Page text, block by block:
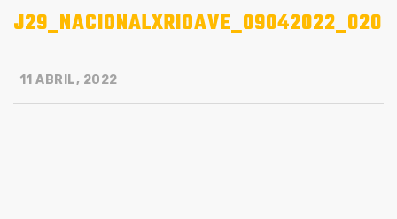
J29_NACIONALXRIOAVE_09042022_020
11 ABRIL, 2022